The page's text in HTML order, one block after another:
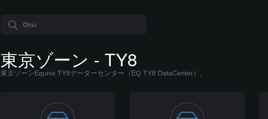
東京ゾーン - TY8
東京ゾーンEqunix TY8データーセンター（EQ TY8 DataCenter）。